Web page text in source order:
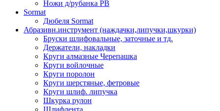
Ножи д/рубанка РВ
Sormat
Дюбеля Sormat
Абразивн.инструмент (наждачки,липучки,шкурки)
Бруски шлифовальные, заточные и тд.
Держатели, накладки
Круги алмазные Черепашка
Круги войлочные
Круги поролон
Круги шерстяные, фетровые
Круги шлиф. липучка
Шкурка рулон
Шлифлента